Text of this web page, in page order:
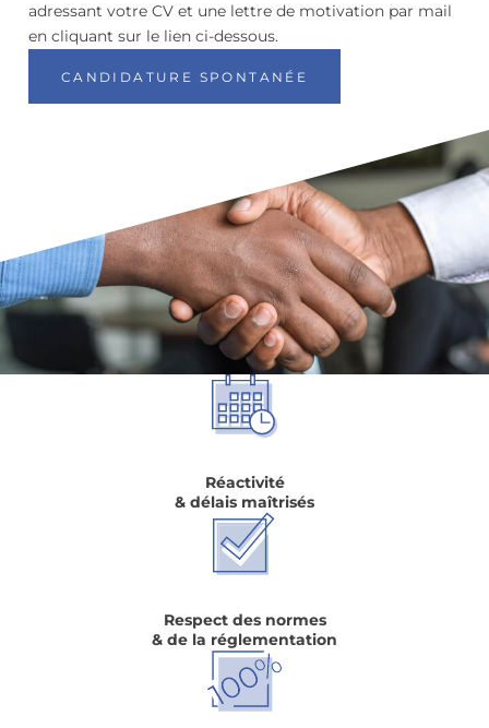
adressant votre CV et une lettre de motivation par mail
en cliquant sur le lien ci-dessous.
CANDIDATURE SPONTANÉE
Réactivité
& délais maîtrisés
Respect des normes
& de la réglementation